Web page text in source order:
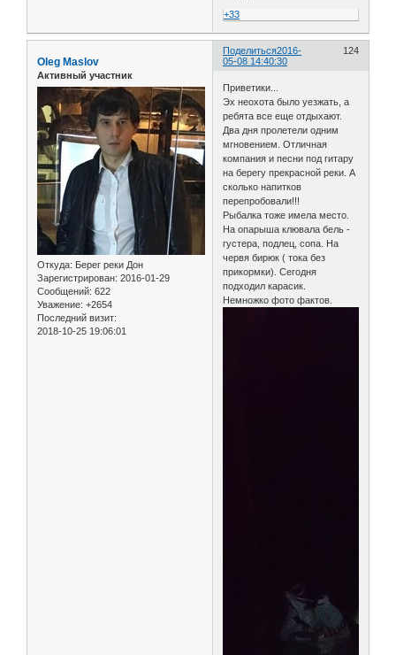
+33
Поделиться 124
2016-
05-08 14:40:30
Oleg Maslov
Активный участник
Откуда: Берег реки Дон
Зарегистрирован: 2016-01-29
Сообщений: 622
Уважение: +2654
Последний визит:
2018-10-25 19:06:01
Приветики...
Эх неохота было уезжать, а
ребята все еще отдыхают.
Два дня пролетели одним
мгновением. Отличная
компания и песни под гитару
на берегу прекрасной реки. А
сколько напитков
перепробовали!!!
Рыбалка тоже имела место.
На опарыша клювала бель -
густера, подлец, сопа. На
червя бирюк ( тока без
прикормки). Сегодня
подходил карасик.
Немножко фото фактов.